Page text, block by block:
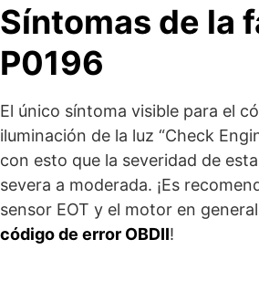
Síntomas de la
P0196
El único síntoma visible para el
iluminación de la luz “Check
con esto que la severidad de
severa a moderada. ¡Es
sensor EOT y el motor en
código de error OBDII!